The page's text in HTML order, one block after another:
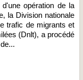
opération de la
la Division nationale
trafic de migrants et
(Dnlt), a procédé